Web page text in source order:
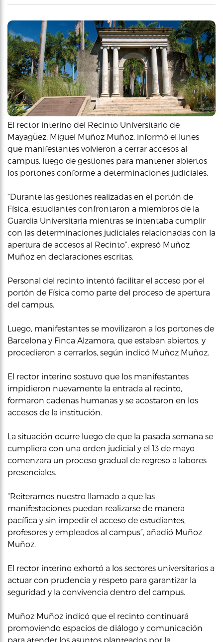
El rector interino del Recinto Universitario de
Mayagüez, Miguel Muñoz Muñoz, informó el lunes
que manifestantes volvieron a cerrar accesos al
campus, luego de gestiones para mantener abiertos
los portones conforme a determinaciones judiciales.
“Durante las gestiones realizadas en el portón de
Física, estudiantes confrontaron a miembros de la
Guardia Universitaria mientras se intentaba cumplir
con las determinaciones judiciales relacionadas con la
apertura de accesos al Recinto”, expresó Muñoz
Muñoz en declaraciones escritas.
Personal del recinto intentó facilitar el acceso por el
portón de Física como parte del proceso de apertura
del campus.
Luego, manifestantes se movilizaron a los portones de
Barcelona y Finca Alzamora, que estaban abiertos, y
procedieron a cerrarlos, según indicó Muñoz Muñoz.
El rector interino sostuvo que los manifestantes
impidieron nuevamente la entrada al recinto,
formaron cadenas humanas y se acostaron en los
accesos de la institución.
La situación ocurre luego de que la pasada semana se
cumpliera con una orden judicial y el 13 de mayo
comenzara un proceso gradual de regreso a labores
presenciales.
“Reiteramos nuestro llamado a que las
manifestaciones puedan realizarse de manera
pacífica y sin impedir el acceso de estudiantes,
profesores y empleados al campus”, añadió Muñoz
Muñoz.
El rector interino exhortó a los sectores universitarios a
actuar con prudencia y respeto para garantizar la
seguridad y la convivencia dentro del campus.
Muñoz Muñoz indicó que el recinto continuará
promoviendo espacios de diálogo y comunicación
para atender los asuntos planteados por la